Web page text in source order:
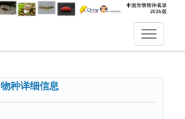
物种详细信息